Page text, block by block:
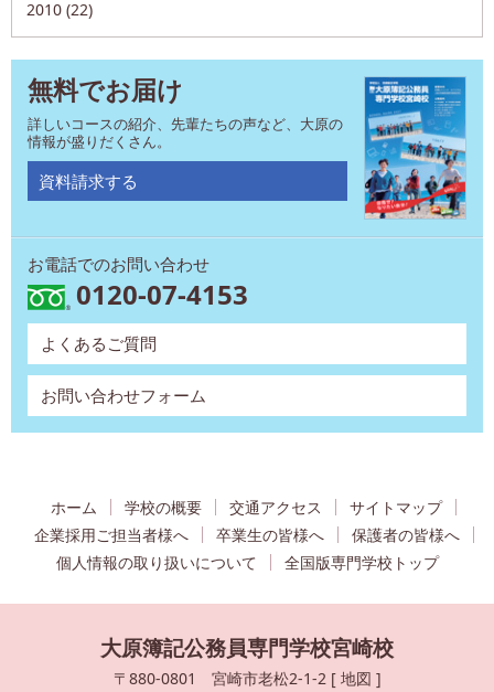
2010 (22)
無料でお届け
詳しいコースの紹介、先輩たちの声など、大原の
情報が盛りだくさん。
資料請求する
お電話でのお問い合わせ
0120-07-4153
よくあるご質問
お問い合わせフォーム
ホーム 学校の概要 交通アクセス
サイトマップ
企業採用ご担当者様へ
卒業生の皆様へ
保護者の皆様へ
個人情報の取り扱いについて
全国版専門学校トップ
大原簿記公務員専門学校宮崎校
〒880-0801 宮崎市老松2-1-2 [ 地図 ]